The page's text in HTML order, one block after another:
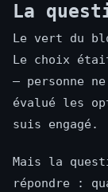
La
Le vert du
Le choix
— personne
évalué les
suis engagé.
Mais la
répondre :